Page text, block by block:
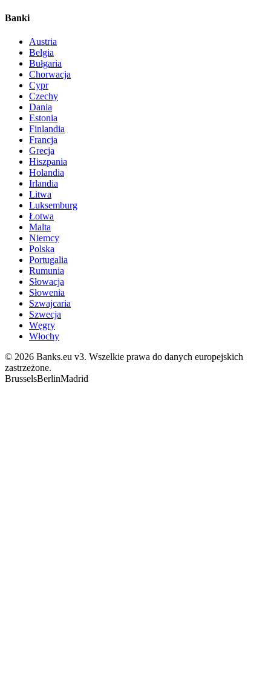
Banki
Austria
Belgia
Bułgaria
Chorwacja
Cypr
Czechy
Dania
Estonia
Finlandia
Francja
Grecja
Hiszpania
Holandia
Irlandia
Litwa
Luksemburg
Łotwa
Malta
Niemcy
Polska
Portugalia
Rumunia
Słowacja
Słowenia
Szwajcaria
Szwecja
Węgry
Włochy
© 2026 Banks.eu v3. Wszelkie prawa do danych europejskich
zastrzeżone.
BrusselsBerlinMadrid